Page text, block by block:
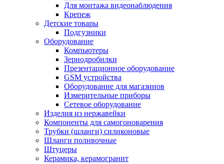
Для монтажа видеонаблюдения
Крепеж
Детские товары
Подгузники
Оборудование
Компьютеры
Зернодробилки
Презентационное оборудование
GSM устройства
Оборудование для магазинов
Измерительные приборы
Сетевое оборудование
Изделия из нержавейки
Компоненты для самогоноварения
Трубки (шланги) силиконовые
Шланги поливочные
Штуцеры
Керамика, керамогранит